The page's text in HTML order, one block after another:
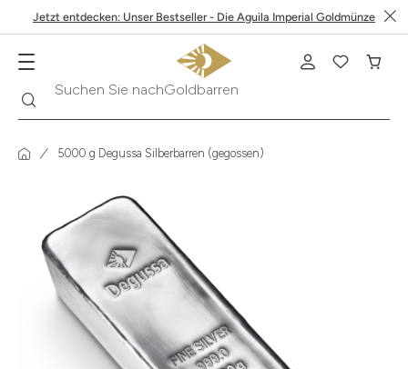
Jetzt entdecken: Unser Bestseller - Die Aguila Imperial Goldmünze
Suchen Sie nach
Krügerrand
5000 g Degussa Silberbarren (gegossen)